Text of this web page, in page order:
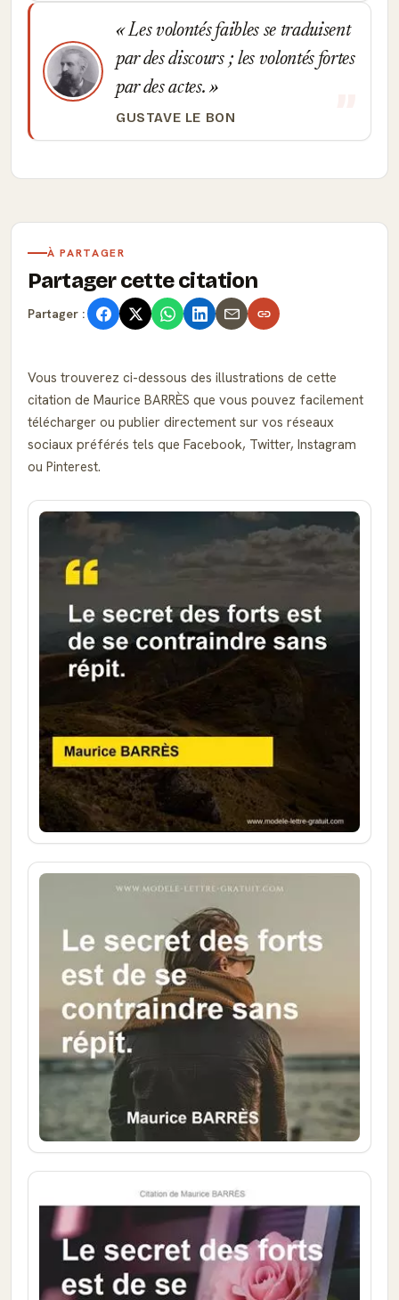
Les volontés faibles se traduisent
par des discours ; les volontés fortes
par des actes.
GUSTAVE LE BON
À PARTAGER
Partager cette citation
Partager :
Vous trouverez ci-dessous des illustrations de cette
citation de Maurice BARRÈS que vous pouvez facilement
télécharger ou publier directement sur vos réseaux
sociaux préférés tels que Facebook, Twitter, Instagram
ou Pinterest.